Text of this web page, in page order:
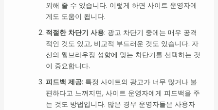
외해 줄 수 있습니다. 이렇게 하면 사이트 운영자에
게도 도움이 됩니다.
적절한 차단기 사용: 광고 차단기 중에는 매우 공격
적인 것도 있고, 비교적 부드러운 것도 있습니다. 자
신의 웹브라우징 성향에 맞는 차단기를 선택하는 것
이 중요합니다.
피드백 제공: 특정 사이트의 광고가 너무 많거나 불
편하다고 느껴지면, 사이트 운영자에게 피드백을 주
는 것도 방법입니다. 많은 경우 운영자들은 사용자